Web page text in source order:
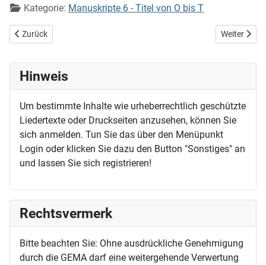
Kategorie: Manuskripte 6 - Titel von O bis T
Vorheriger Beitrag: Sinnlos wäre mein Leben
Zurück Nächster
Weiter
Hinweis
Um bestimmte Inhalte wie urheberrechtlich geschützte
Liedertexte oder Druckseiten anzusehen, können Sie
sich anmelden. Tun Sie das über den Menüpunkt
Login oder klicken Sie dazu den Button "Sonstiges" an
und lassen Sie sich registrieren!
Rechtsvermerk
Bitte beachten Sie: Ohne ausdrückliche Genehmigung
durch die GEMA darf eine weitergehende Verwertung